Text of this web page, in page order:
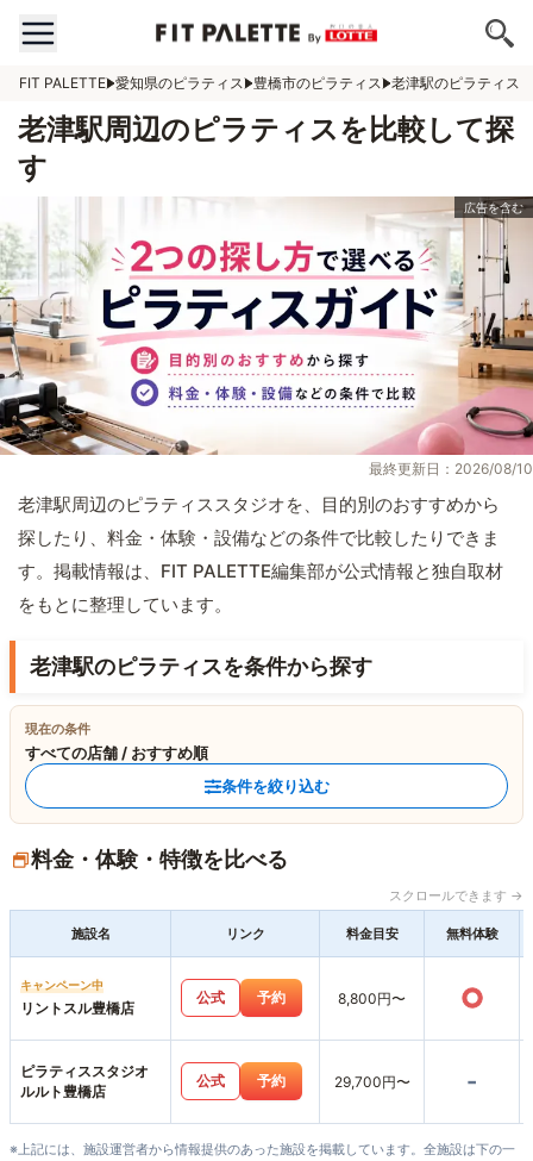
FIT PALETTE 愛知県のピラティス 豊橋市のピラティス 老津駅のピラティス
老津駅周辺のピラティスを比較して探
す
最終更新日：2026/08/10
老津駅周辺のピラティススタジオを、目的別のおすすめから
探したり、料金・体験・設備などの条件で比較したりできま
す。掲載情報は、FIT PALETTE編集部が公式情報と独自取材
をもとに整理しています。
老津駅のピラティスを条件から探す
現在の条件
すべての店舗 / おすすめ順
条件を絞り込む
料金・体験・特徴を比べる
スクロールできます →
施設名 リンク 料金目安 無料体験
キャンペーン中
リントスル豊橋店
公式 予約 8,800円〜 ○
ピラティススタジオ
ルルト豊橋店
公式 予約 29,700円〜 -
※上記には、施設運営者から情報提供のあった施設を掲載しています。全施設は下の一